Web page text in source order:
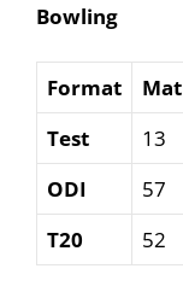
Bowling
Format Mat
Test
13
ODI
57
T20
52